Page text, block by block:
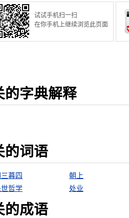
试试手机扫一扫
在你手机上继续浏览此页面
的字典解释
的词语
暮四
朝上
世哲学 处业
的成语